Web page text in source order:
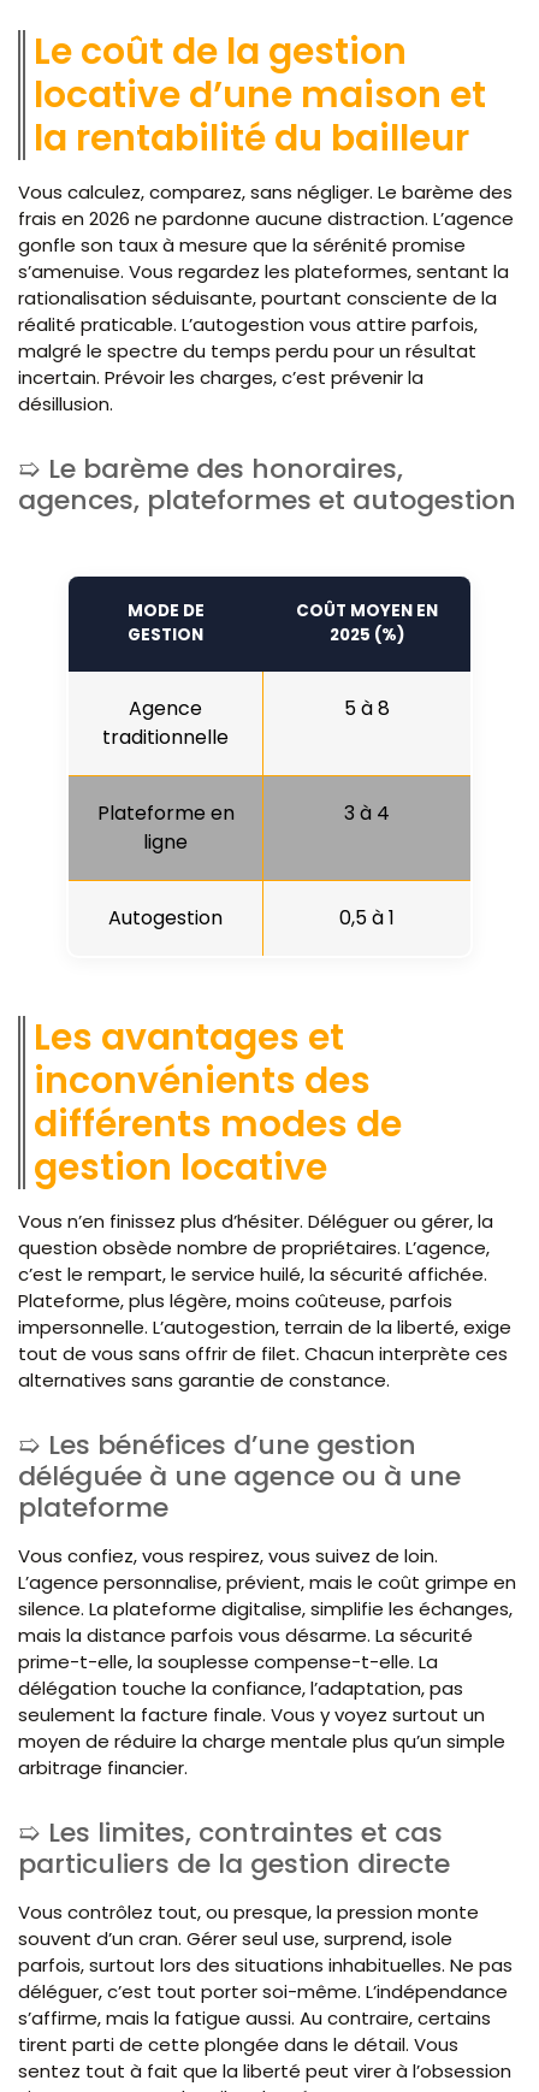
Le coût de la gestion
locative d’une maison et
la rentabilité du bailleur
Vous calculez, comparez, sans négliger. Le barème des
frais en 2026 ne pardonne aucune distraction. L’agence
gonfle son taux à mesure que la sérénité promise
s’amenuise. Vous regardez les plateformes, sentant la
rationalisation séduisante, pourtant consciente de la
réalité praticable. L’autogestion vous attire parfois,
malgré le spectre du temps perdu pour un résultat
incertain. Prévoir les charges, c’est prévenir la
désillusion.
Le barème des honoraires,
agences, plateformes et autogestion
MODE DE
GESTION
COÛT MOYEN EN
2025 (%)
Agence
traditionnelle
5 à 8
Plateforme en
ligne
3 à 4
Autogestion 0,5 à 1
Les avantages et
inconvénients des
différents modes de
gestion locative
Vous n’en finissez plus d’hésiter. Déléguer ou gérer, la
question obsède nombre de propriétaires. L’agence,
c’est le rempart, le service huilé, la sécurité affichée.
Plateforme, plus légère, moins coûteuse, parfois
impersonnelle. L’autogestion, terrain de la liberté, exige
tout de vous sans offrir de filet. Chacun interprète ces
alternatives sans garantie de constance.
Les bénéfices d’une gestion
déléguée à une agence ou à une
plateforme
Vous confiez, vous respirez, vous suivez de loin.
L’agence personnalise, prévient, mais le coût grimpe en
silence. La plateforme digitalise, simplifie les échanges,
mais la distance parfois vous désarme. La sécurité
prime-t-elle, la souplesse compense-t-elle. La
délégation touche la confiance, l’adaptation, pas
seulement la facture finale. Vous y voyez surtout un
moyen de réduire la charge mentale plus qu’un simple
arbitrage financier.
Les limites, contraintes et cas
particuliers de la gestion directe
Vous contrôlez tout, ou presque, la pression monte
souvent d’un cran. Gérer seul use, surprend, isole
parfois, surtout lors des situations inhabituelles. Ne pas
déléguer, c’est tout porter soi-même. L’indépendance
s’affirme, mais la fatigue aussi. Au contraire, certains
tirent parti de cette plongée dans le détail. Vous
sentez tout à fait que la liberté peut virer à l’obsession